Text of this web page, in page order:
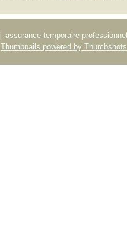
assurance temporaire professionnel
Thumbnails powered by Thumbshots